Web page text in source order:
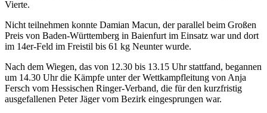
Vierte.
Nicht teilnehmen konnte Damian Macun, der parallel beim Großen
Preis von Baden-Württemberg in Baienfurt im Einsatz war und dort
im 14er-Feld im Freistil bis 61 kg Neunter wurde.
Nach dem Wiegen, das von 12.30 bis 13.15 Uhr stattfand, begannen
um 14.30 Uhr die Kämpfe unter der Wettkampfleitung von Anja
Fersch vom Hessischen Ringer-Verband, die für den kurzfristig
ausgefallenen Peter Jäger vom Bezirk eingesprungen war.